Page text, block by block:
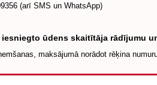
(arī SMS un WhatsApp)
ūdens skaitītāja rādījumu
maksājumā norādot rēķina